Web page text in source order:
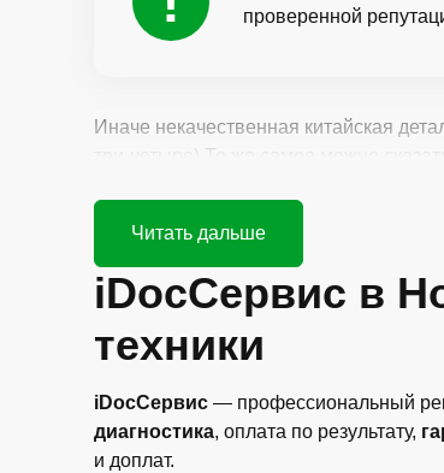
проверенной
Иначе некачественная китайская
iDocСервис в
техники
iDocСервис — профессиональный
диагностика, оплата по результату,
и доплат.